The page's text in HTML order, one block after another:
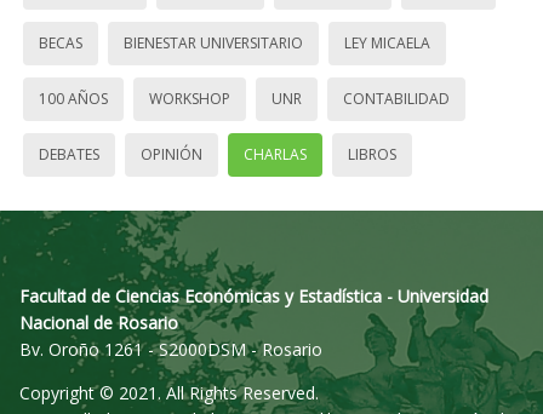
BECAS BIENESTAR UNIVERSITARIO LEY MICAELA
100 AÑOS WORKSHOP UNR CONTABILIDAD
DEBATES OPINIÓN CHARLAS LIBROS
Facultad de Ciencias Económicas y Estadística - Universidad
Nacional de Rosario
Bv. Oroño 1261 - S2000DSM - Rosario
Copyright © 2021. All Rights Reserved.